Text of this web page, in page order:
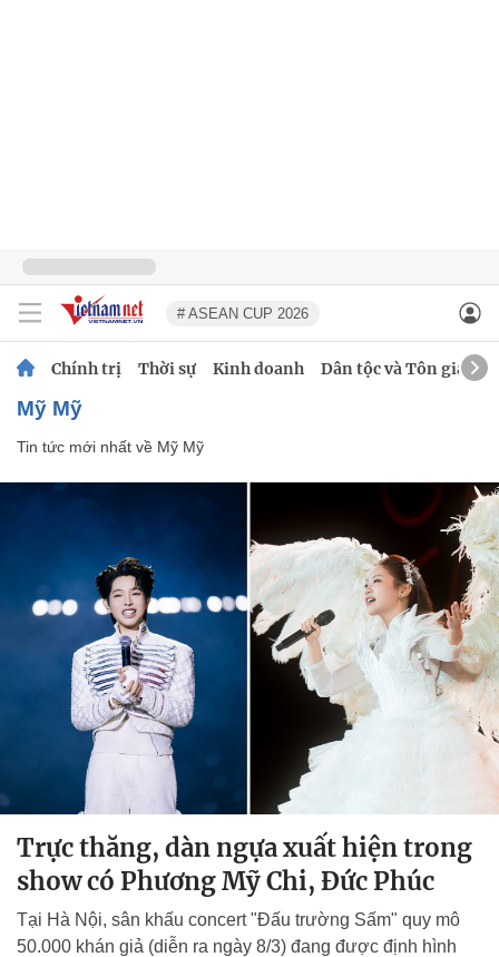
# ASEAN CUP 2026
Chính trị Thời sự Kinh doanh Dân tộc và Tôn giáo
Mỹ Mỹ
Tin tức mới nhất về Mỹ Mỹ
Trực thăng, dàn ngựa xuất hiện trong
show có Phương Mỹ Chi, Đức Phúc
Tại Hà Nội, sân khấu concert "Đấu trường Sấm" quy mô
50.000 khán giả (diễn ra ngày 8/3) đang được định hình